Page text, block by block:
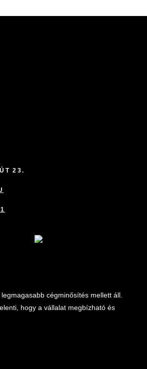
23.
cégminősítés mellett áll.
hogy a vállalat megbízható és